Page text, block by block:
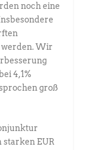
noch eine
werden. Wir
4,1%
groß
starken EUR